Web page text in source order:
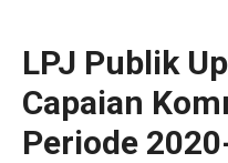
LPJ Publik
Capaian
Periode